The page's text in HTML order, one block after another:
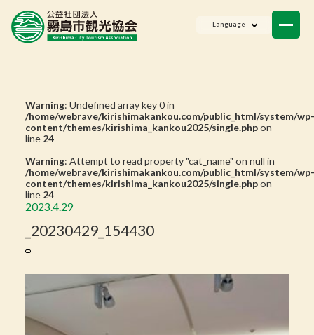
Language
Warning: Undefined array key 0 in
/home/webrave/kirishimakankou.com/public_html/system/wp-
content/themes/kirishima_kankou2025/single.phpon
line 24
Warning: Attempt to read property "cat_name" on null in
/home/webrave/kirishimakankou.com/public_html/system/wp-
content/themes/kirishima_kankou2025/single.phpon
line 24
2023.4.29
_20230429_154430